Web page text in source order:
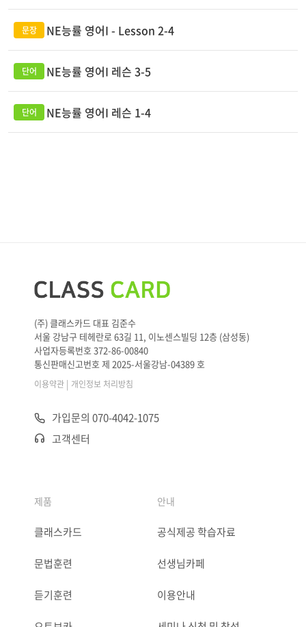
NE능률 영어I - Lesson 2-4
NE능률 영어I 레슨 3-5
NE능률 영어I 레슨 1-4
(주) 클래스카드 대표 김준수
서울 강남구 테헤란로 63길 11, 이노센스빌딩 12층 (삼성동)
사업자등록번호 372-86-00840
통신판매신고번호 제 2025-서울강남-04389 호
이용약관 | 개인정보 처리방침
가입문의 070-4042-1075
고객센터
제품
클래스카드
문법훈련
듣기훈련
안내
공식제공 학습자료
선생님카페
이용안내